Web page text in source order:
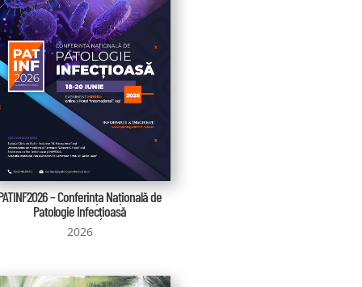
– Conferința Națională de
Patologie Infecțioasă
2026